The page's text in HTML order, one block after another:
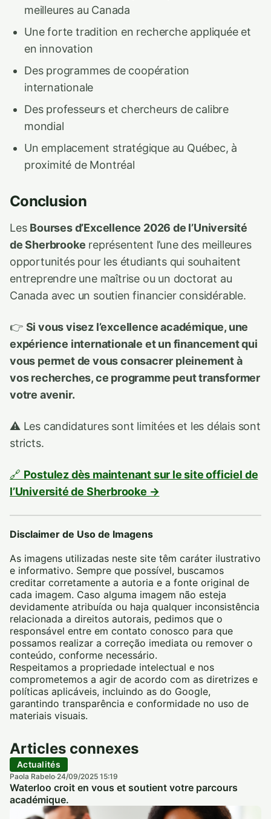
meilleures au Canada
Une forte tradition en recherche appliquée et
en innovation
Des programmes de coopération
internationale
Des professeurs et chercheurs de calibre
mondial
Un emplacement stratégique au Québec, à
proximité de Montréal
Conclusion
Les Bourses d’Excellence 2026 de l’Université
de Sherbrooke représentent l’une des meilleures
opportunités pour les étudiants qui souhaitent
entreprendre une maîtrise ou un doctorat au
Canada avec un soutien financier considérable.
👉 Si vous visez l’excellence académique, une
expérience internationale et un financement qui
vous permet de vous consacrer pleinement à
vos recherches, ce programme peut transformer
votre avenir.
⚠️ Les candidatures sont limitées et les délais sont
stricts.
🔗 Postulez dès maintenant sur le site officiel de
l’Université de Sherbrooke →
Disclaimer de Uso de Imagens
As imagens utilizadas neste site têm caráter ilustrativo
e informativo. Sempre que possível, buscamos
creditar corretamente a autoria e a fonte original de
cada imagem. Caso alguma imagem não esteja
devidamente atribuída ou haja qualquer inconsistência
relacionada a direitos autorais, pedimos que o
responsável entre em contato conosco para que
possamos realizar a correção imediata ou remover o
conteúdo, conforme necessário.
Respeitamos a propriedade intelectual e nos
comprometemos a agir de acordo com as diretrizes e
políticas aplicáveis, incluindo as do Google,
garantindo transparência e conformidade no uso de
materiais visuais.
Articles connexes
Actualités
Paola Rabelo·24/09/2025 15:19
Waterloo croit en vous et soutient votre parcours
académique.